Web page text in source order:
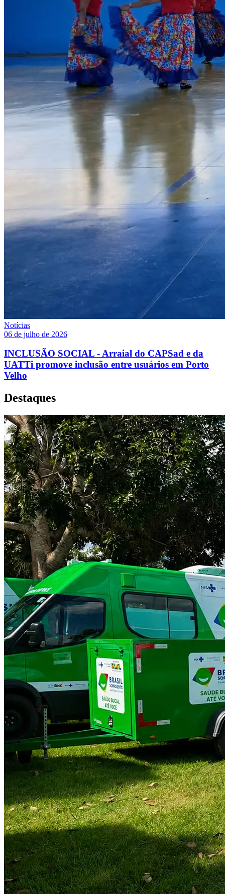
Notícias
06 de julho de 2026
INCLUSÃO SOCIAL - Arraial do CAPSad e da
UATTi promove inclusão entre usuários em Porto
Velho
Destaques